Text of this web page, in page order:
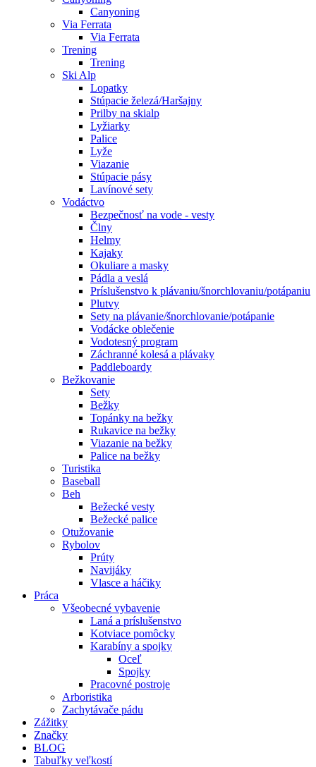
Canyoning
Via Ferrata
Via Ferrata
Trening
Trening
Ski Alp
Lopatky
Stúpacie železá/Haršajny
Prilby na skialp
Lyžiarky
Palice
Lyže
Viazanie
Stúpacie pásy
Lavínové sety
Vodáctvo
Bezpečnosť na vode - vesty
Člny
Helmy
Kajaky
Okuliare a masky
Pádla a veslá
Príslušenstvo k plávaniu/šnorchlovaniu/potápaniu
Plutvy
Sety na plávanie/šnorchlovanie/potápanie
Vodácke oblečenie
Vodotesný program
Záchranné kolesá a plávaky
Paddleboardy
Bežkovanie
Sety
Bežky
Topánky na bežky
Rukavice na bežky
Viazanie na bežky
Palice na bežky
Turistika
Baseball
Beh
Bežecké vesty
Bežecké palice
Otužovanie
Rybolov
Prúty
Navijáky
Vlasce a háčiky
Práca
Všeobecné vybavenie
Laná a príslušenstvo
Kotviace pomôcky
Karabíny a spojky
Oceľ
Spojky
Pracovné postroje
Arboristika
Zachytávače pádu
Zážitky
Značky
BLOG
Tabuľky veľkostí